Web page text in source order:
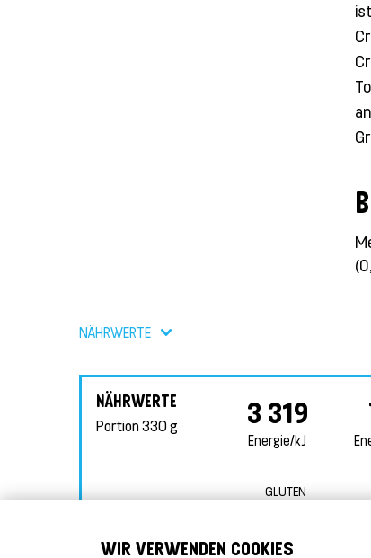
NÄHRWERTE
NÄHRWERTE
Portion330 g 3 319
Energie/kJ
GLUTEN
WIR VERWENDEN COOKIES